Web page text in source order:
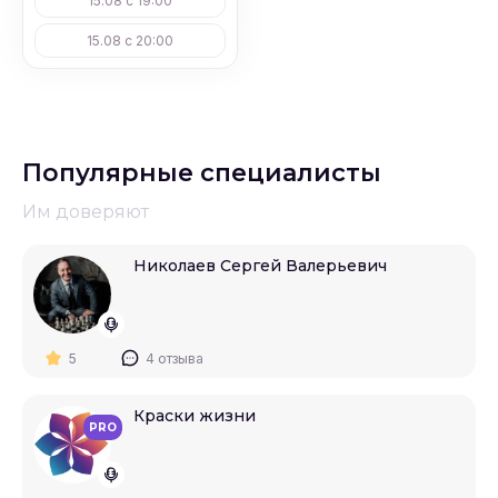
Детские дни рождения в клубе
#
15.08 с 20:00
Популярные специалисты
Им доверяют
Николаев Сергей Валерьевич
5 4 отзыва
PRO
Краски жизни